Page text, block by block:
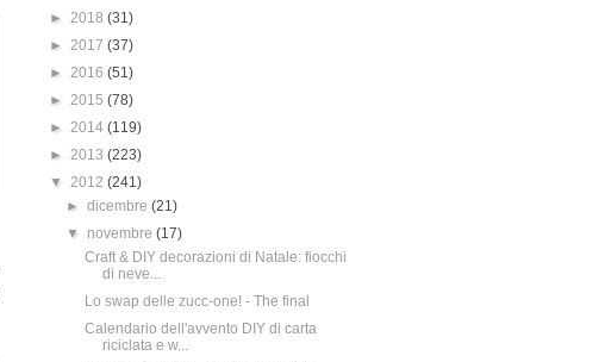
► 2018 (31)
► 2017 (37)
► 2016 (51)
► 2015 (78)
► 2014 (119)
► 2013 (223)
▼ 2012 (241)
►dicembre(21)
▼ novembre(17)
Craft & DIY decorazioni di Natale: fiocchi
di neve...
Lo swap delle zucc-one! - The final
Calendario dell'avvento DIY di carta
riciclata e w...